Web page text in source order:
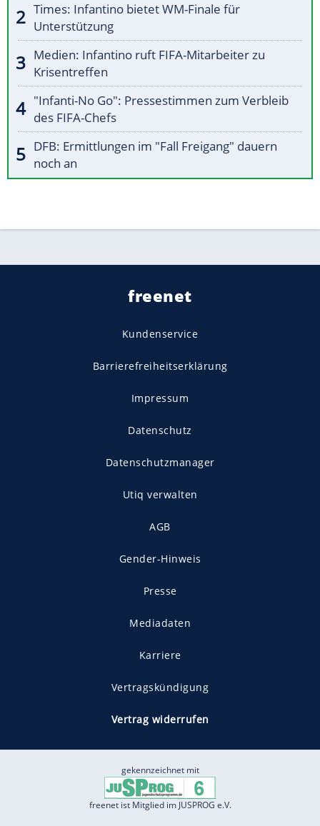
Times: Infantino bietet WM-Finale für
Unterstützung
Medien: Infantino ruft FIFA-Mitarbeiter zu
Krisentreffen
"Infanti-No Go": Pressestimmen zum Verbleib
des FIFA-Chefs
DFB: Ermittlungen im "Fall Freigang" dauern
noch an
freenet
Kundenservice
Barrierefreiheitserklärung
Impressum
Datenschutz
Datenschutzmanager
Utiq verwalten
AGB
Gender-Hinweis
Presse
Mediadaten
Karriere
Vertragskündigung
Vertrag widerrufen
gekennzeichnet mit
freenet ist Mitglied im JUSPROG e.V.